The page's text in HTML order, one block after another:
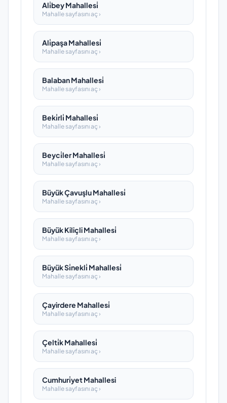
Ali̇bey Mahallesi̇
Mahalle sayfasını aç ›
Ali̇paşa Mahallesi̇
Mahalle sayfasını aç ›
Balaban Mahallesi̇
Mahalle sayfasını aç ›
Beki̇rli̇ Mahallesi̇
Mahalle sayfasını aç ›
Beyci̇ler Mahallesi̇
Mahalle sayfasını aç ›
Büyük Çavuşlu Mahallesi̇
Mahalle sayfasını aç ›
Büyük Kiliçli Mahallesi̇
Mahalle sayfasını aç ›
Büyük Si̇nekli̇ Mahallesi̇
Mahalle sayfasını aç ›
Çayirdere Mahallesi̇
Mahalle sayfasını aç ›
Çelti̇k Mahallesi̇
Mahalle sayfasını aç ›
Cumhuri̇yet Mahallesi
Mahalle sayfasını aç ›